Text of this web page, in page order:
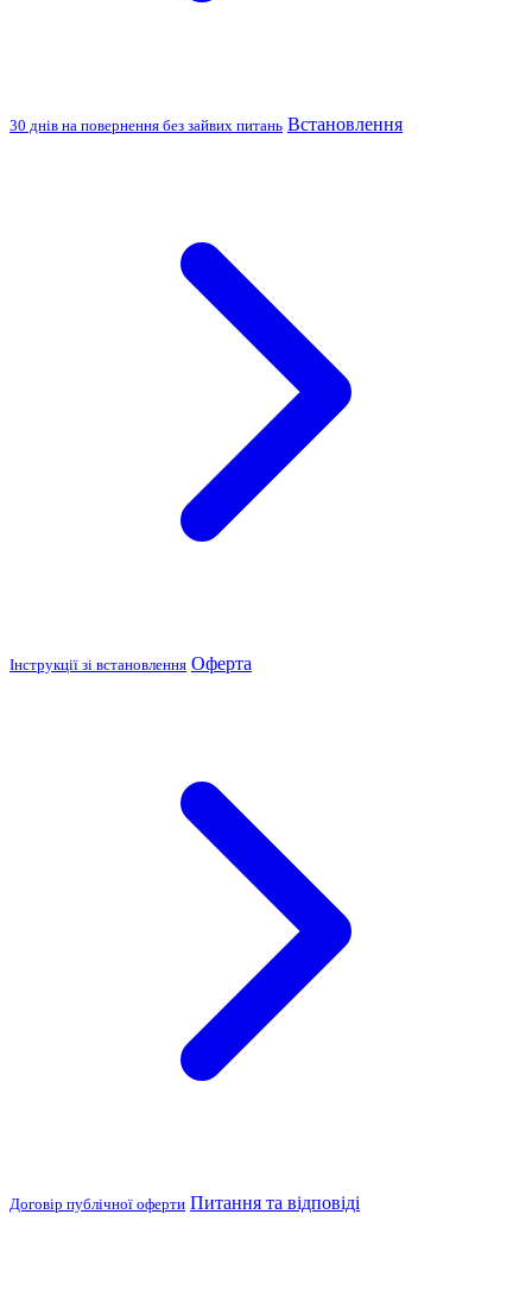
30 днів на повернення без зайвих питань Встановлення
Інструкції зі встановлення Оферта
Договір публічної оферти Питання та відповіді